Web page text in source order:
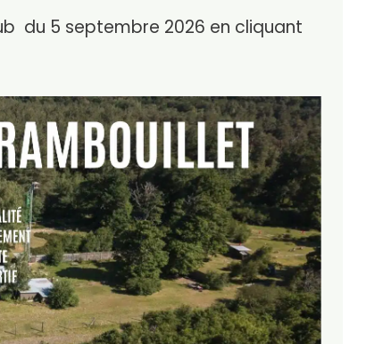
du 5 septembre 2026 en cliquant